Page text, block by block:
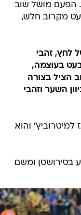
הפעם מושל שוב
מקרוב חלש,
של לחץ, זהבי
בעוצמה,
הציל בצורה
השער וזהבי
למיטרוביץ' והוא
פגע בסירושטן ומשם